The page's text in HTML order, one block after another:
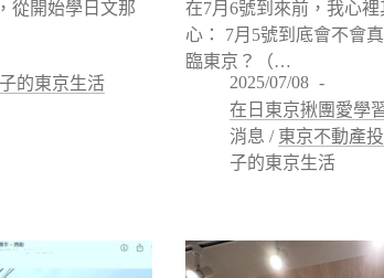
從開始學日文那
的東京生活
在7月6號到來前，我心
心： 7月5號到底會不會
臨東京？（…
2025/07/08
在日東京揪團愛學
消息 / 東京不動產
子的東京生活